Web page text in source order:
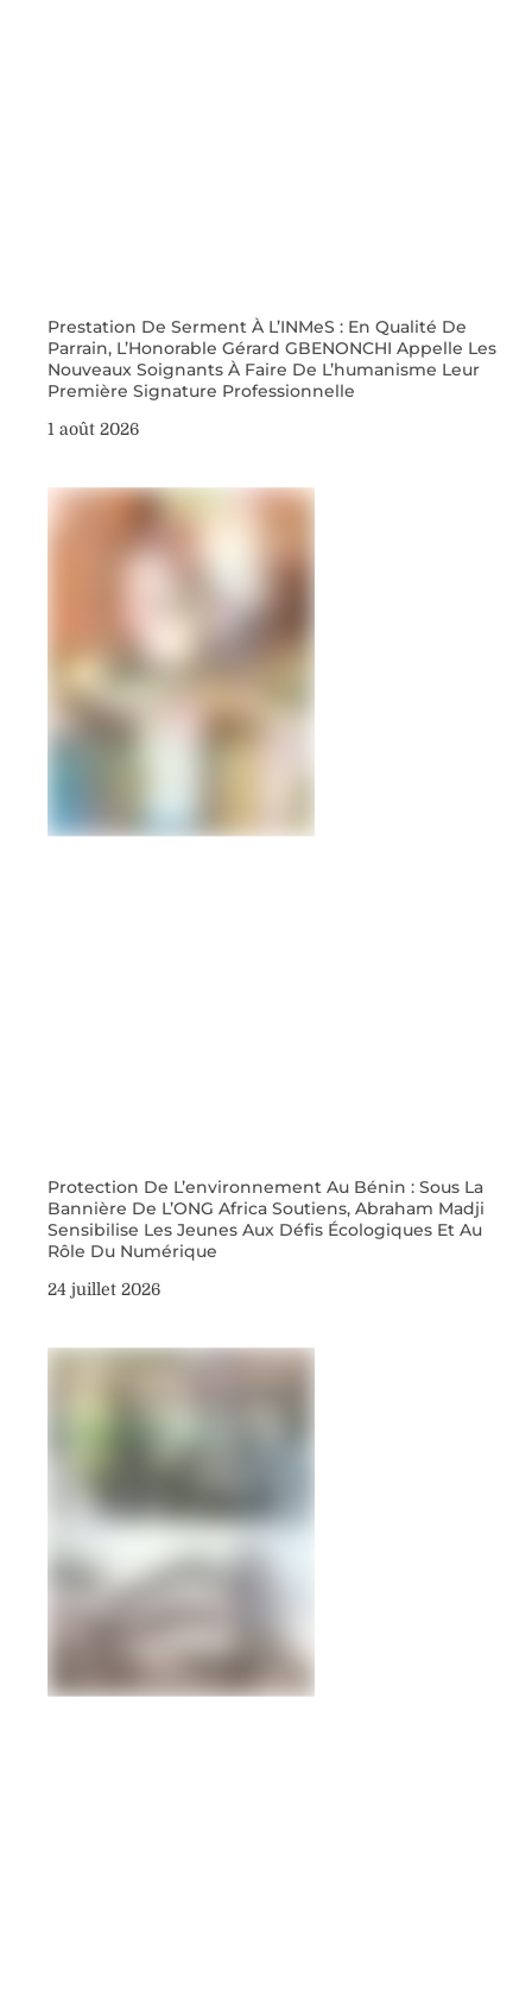
Prestation De Serment À L’INMeS : En Qualité De
Parrain, L’Honorable Gérard GBENONCHI Appelle Les
Nouveaux Soignants À Faire De L’humanisme Leur
Première Signature Professionnelle
1 août 2026
Protection De L’environnement Au Bénin : Sous La
Bannière De L’ONG Africa Soutiens, Abraham Madji
Sensibilise Les Jeunes Aux Défis Écologiques Et Au
Rôle Du Numérique
24 juillet 2026